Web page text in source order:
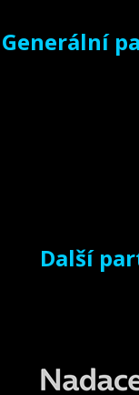
Generální
Další